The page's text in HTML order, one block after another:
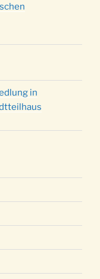
Kirche um
in der Kirche
Kirche um
in